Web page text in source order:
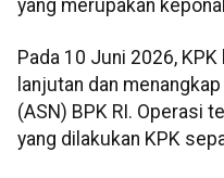
yang merupakan
Pada 10 Juni 2026,
lanjutan dan
(ASN) BPK RI. Operasi
yang dilakukan KPK